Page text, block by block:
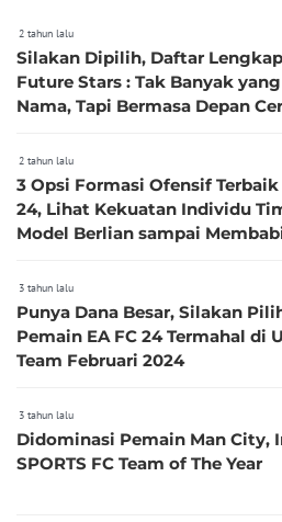
2 tahun lalu
Silakan Dipilih, Daftar Lengkap
Future Stars : Tak Banyak
Nama, Tapi Bermasa Depan
2 tahun lalu
3 Opsi Formasi Ofensif Terbaik
24, Lihat Kekuatan Individu
Model Berlian sampai
3 tahun lalu
Punya Dana Besar, Silakan
Pemain EA FC 24 Termahal di
Team Februari 2024
3 tahun lalu
Didominasi Pemain Man City,
SPORTS FC Team of The Year